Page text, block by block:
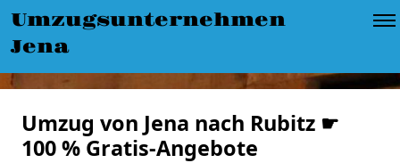
Umzugsunternehmen
Jena
Umzug von Jena nach Rubitz ☛
100 % Gratis-Angebote